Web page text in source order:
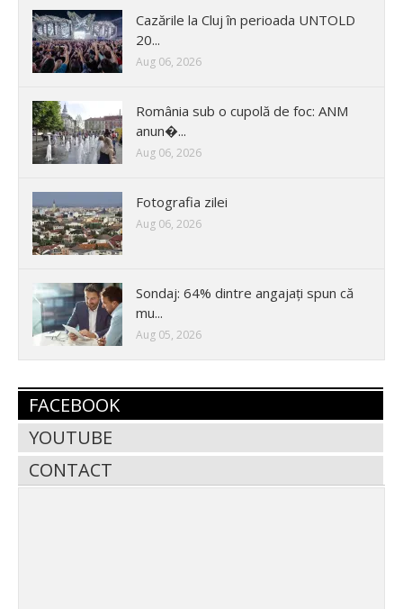
Cazările la Cluj în perioada UNTOLD
20...
Aug 06, 2026
România sub o cupolă de foc: ANM
anun�...
Aug 06, 2026
Fotografia zilei
Aug 06, 2026
Sondaj: 64% dintre angajați spun că
mu...
Aug 05, 2026
FACEBOOK
YOUTUBE
CONTACT